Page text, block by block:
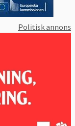
Politisk annons